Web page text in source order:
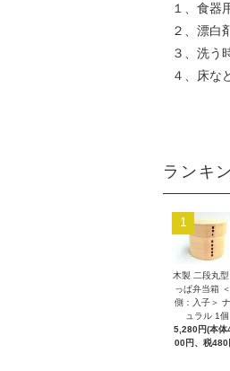
１、食器
２、漂白
３、洗う
４、床な
ランキ
1
木製 二段丸
っぱ弁当箱
側：入子＞
ュラル 1個
5,280円(本体
00円、税480